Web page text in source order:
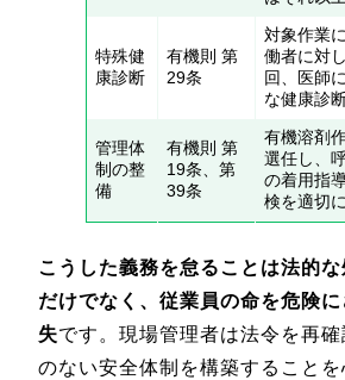
特殊健
康診断
有機則 第
29条
対象作業
働者に対
回、医師
な健康診
管理体
制の整
備
有機則 第
19条、第
39条
有機溶剤
選任し、
の着用指
検を適切
こうした義務を怠ることは法的
だけでなく、従業員の命を危険
失です。現場管理者は法令を再
のない安全体制を構築することを